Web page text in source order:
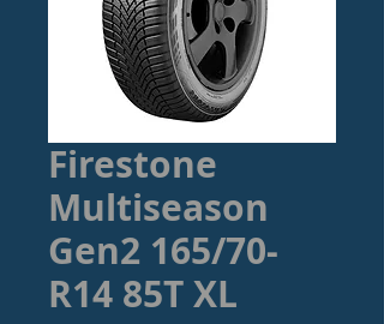
Firestone
Multiseason
Gen2 165/70-
R14 85T XL